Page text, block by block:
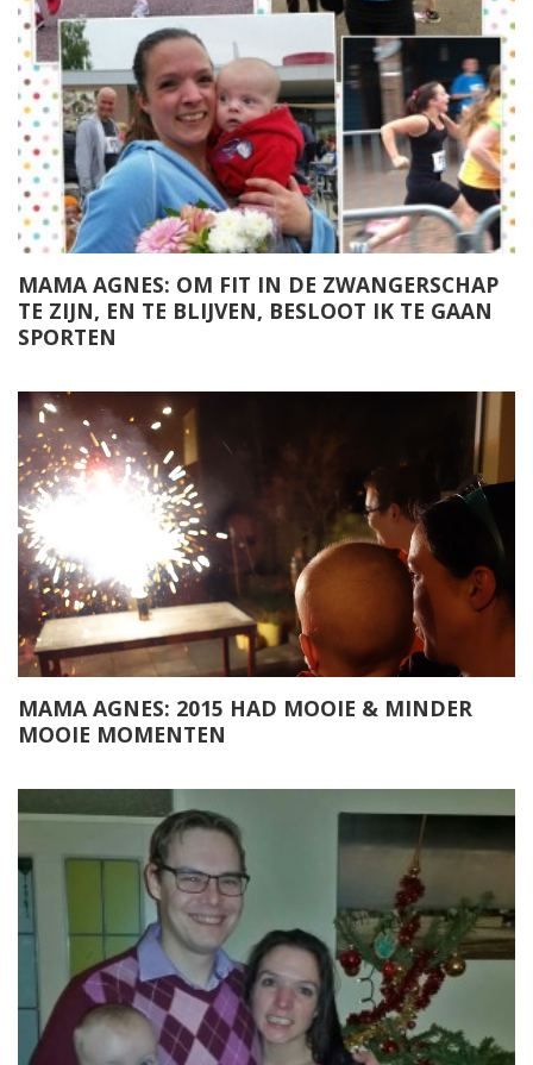
MAMA AGNES: OM FIT IN DE ZWANGERSCHAP
TE ZIJN, EN TE BLIJVEN, BESLOOT IK TE GAAN
SPORTEN
MAMA AGNES: 2015 HAD MOOIE & MINDER
MOOIE MOMENTEN